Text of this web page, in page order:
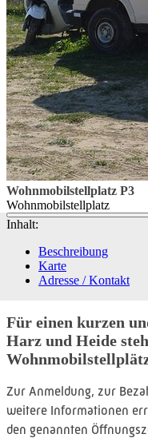
Wohnmobilstellplatz P3
Wohnmobilstellplatz
Inhalt:
Beschreibung
Karte
Adresse / Kontakt
Für einen kurzen
Harz und Heide
Zur Anmeldung, zur
weitere Informationen
den genannten